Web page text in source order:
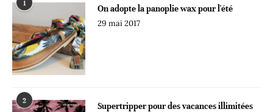
1
On adopte la panoplie wax pour l'été
29 mai 2017
2
Supertripper pour des vacances illimitées